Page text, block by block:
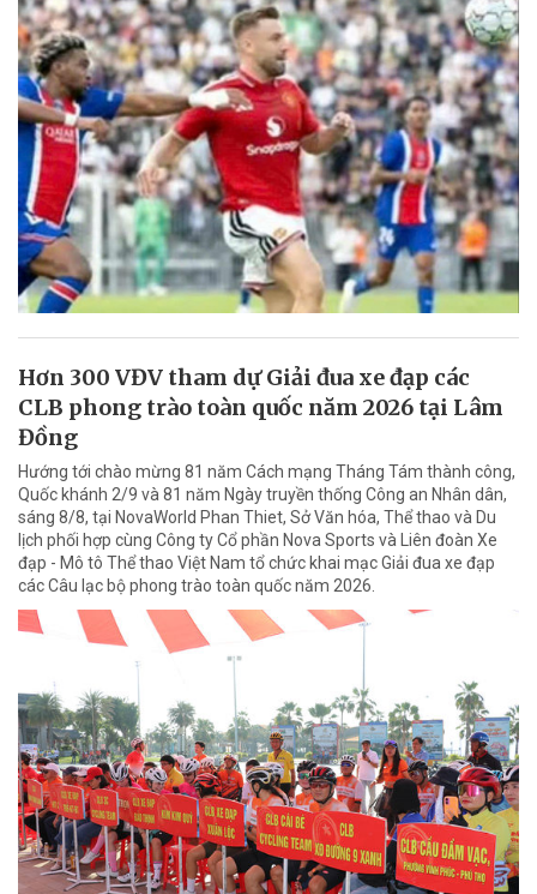
Hơn 300 VĐV tham dự Giải đua xe đạp các
CLB phong trào toàn quốc năm 2026 tại Lâm
Đồng
Hướng tới chào mừng 81 năm Cách mạng Tháng Tám thành công,
Quốc khánh 2/9 và 81 năm Ngày truyền thống Công an Nhân dân,
sáng 8/8, tại NovaWorld Phan Thiet, Sở Văn hóa, Thể thao và Du
lịch phối hợp cùng Công ty Cổ phần Nova Sports và Liên đoàn Xe
đạp - Mô tô Thể thao Việt Nam tổ chức khai mạc Giải đua xe đạp
các Câu lạc bộ phong trào toàn quốc năm 2026.